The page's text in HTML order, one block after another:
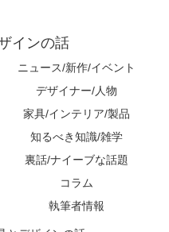
インの話
ニュース/新作/イベント
デザイナー/人物
家具/インテリア/製品
知るべき知識/雑学
裏話/ナイーブな話題
コラム
執筆者情報